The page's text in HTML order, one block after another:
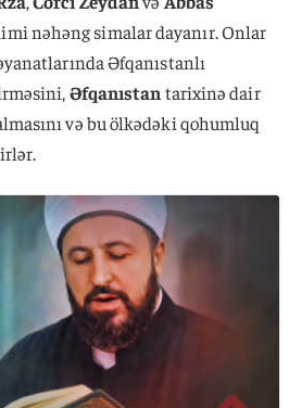
nəhəng simalar dayanır. Onlar
Əfqanıstanlı
Əfqanıstan tarixinə dair
və bu ölkədəki qohumluq